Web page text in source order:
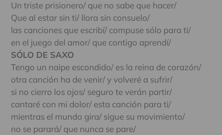
Un triste prisionero/ que no sabe que hacer/
Que al estar sin ti/ llora sin consuelo/
las canciones que escribí/ compuse sólo para ti/
en el juego del amor/ que contigo aprendí/
SÓLO DE SAXO
Tengo un naipe escondido/ es la reina de corazón/
otra canción ha de venir/ y volveré a sufrir/
si no cierro los ojos/ seguro te verán partir/
cantaré con mi dolor/ esta canción para ti/
mientras el mundo gira/ sigue su movimiento/
no se parará/ que nunca se pare/